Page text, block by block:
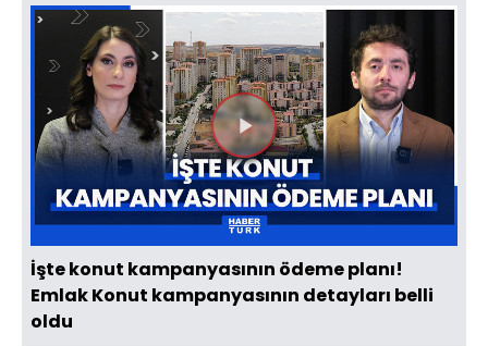
Videoyu
Oynat
İşte konut kampanyasının ödeme planı!
Emlak Konut kampanyasının detayları belli
oldu